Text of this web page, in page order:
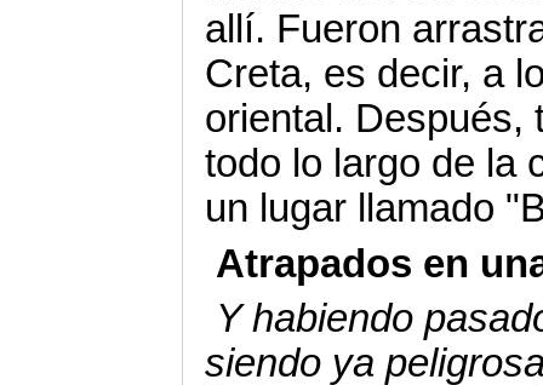
allí. Fueron
Creta, es decir, a
oriental. Después,
todo lo largo de la
un lugar llamado
Atrapados en
Y habiendo
siendo ya